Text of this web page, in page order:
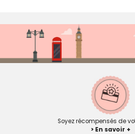
Soyez récompensés de
> En savoir +